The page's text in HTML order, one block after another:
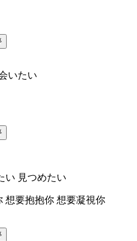
いたい
い 見つめたい
想要抱抱你 想要凝視你